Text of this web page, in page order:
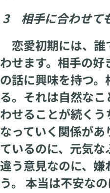
3 相手に合わせて
恋愛初期には、誰
わせます。相手の
の話に興味を持つ
る。それは自然な
わせることが続くう
なっていく関係が
ているのに、元気
違う意見なのに、
う。 本当は不安な